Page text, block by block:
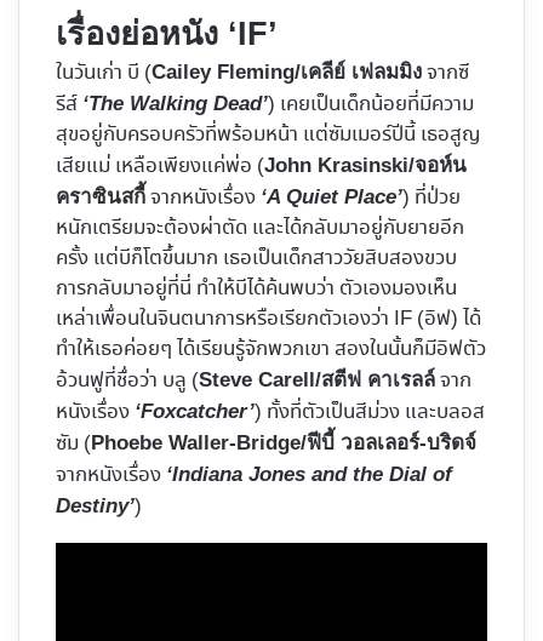
เรื่องย่อหนัง ‘IF’
ในวันเก่า บี (Cailey Fleming/เคลีย์ เฟลมมิง จากซี
รีส์ ‘The Walking Dead’) เคยเป็นเด็กน้อยที่มีความ
สุขอยู่กับครอบครัวที่พร้อมหน้า แต่ซัมเมอร์ปีนี้ เธอสูญ
เสียแม่ เหลือเพียงแค่พ่อ (John Krasinski/จอห์น
คราซินสกี้ จากหนังเรื่อง ‘A Quiet Place’) ที่ป่วย
หนักเตรียมจะต้องผ่าตัด และได้กลับมาอยู่กับยายอีก
ครั้ง แต่บีก็โตขึ้นมาก เธอเป็นเด็กสาววัยสิบสองขวบ
การกลับมาอยู่ที่นี่ ทำให้บีได้ค้นพบว่า ตัวเองมองเห็น
เหล่าเพื่อนในจินตนาการหรือเรียกตัวเองว่า IF (อิฟ) ได้
ทำให้เธอค่อยๆ ได้เรียนรู้จักพวกเขา สองในนั้นก็มีอิฟตัว
อ้วนฟูที่ชื่อว่า บลู (Steve Carell/สตีฟ คาเรลล์ จาก
หนังเรื่อง ‘Foxcatcher’) ทั้งที่ตัวเป็นสีม่วง และบลอส
ซัม (Phoebe Waller-Bridge/ฟีบี้ วอลเลอร์-บริดจ์
จากหนังเรื่อง ‘Indiana Jones and the Dial of
Destiny’)